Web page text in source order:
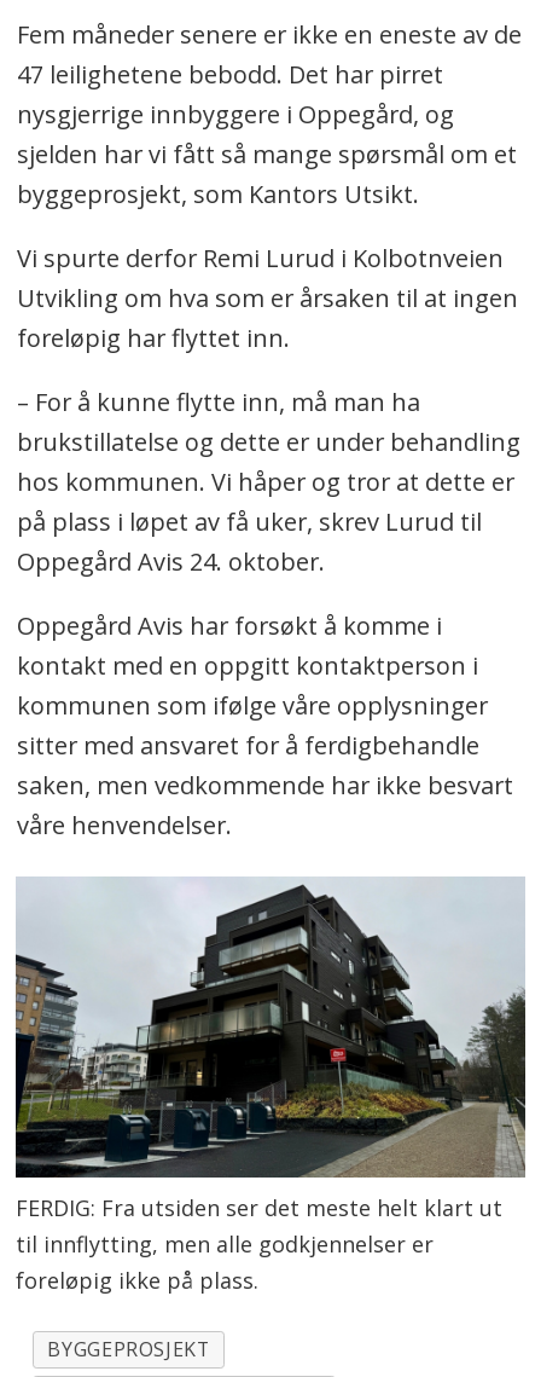
Fem måneder senere er ikke en eneste av de
47 leilighetene bebodd. Det har pirret
nysgjerrige innbyggere i Oppegård, og
sjelden har vi fått så mange spørsmål om et
byggeprosjekt, som Kantors Utsikt.
Vi spurte derfor Remi Lurud i Kolbotnveien
Utvikling om hva som er årsaken til at ingen
foreløpig har flyttet inn.
– For å kunne flytte inn, må man ha
brukstillatelse og dette er under behandling
hos kommunen. Vi håper og tror at dette er
på plass i løpet av få uker, skrev Lurud til
Oppegård Avis 24. oktober.
Oppegård Avis har forsøkt å komme i
kontakt med en oppgitt kontaktperson i
kommunen som ifølge våre opplysninger
sitter med ansvaret for å ferdigbehandle
saken, men vedkommende har ikke besvart
våre henvendelser.
FERDIG: Fra utsiden ser det meste helt klart ut
til innflytting, men alle godkjennelser er
foreløpig ikke på plass.
BYGGEPROSJEKT